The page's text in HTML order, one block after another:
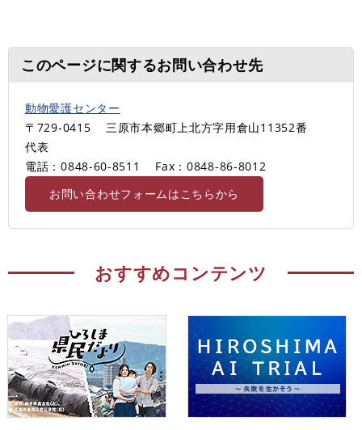
このページに関するお問い合わせ先
動物愛護センター
〒729-0415
三原市本郷町上北方字用倉山11352番
代表
電話：0848-60-8511
Fax：0848-86-8012
お問い合わせフォームはこちらから
おすすめコンテンツ